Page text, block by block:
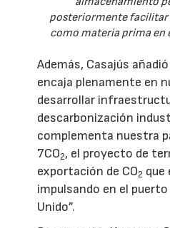
posteriormente facilitar
como materia prima
Además, Casajús
encaja plenamente en
desarrollar
descarbonización
complementa nuestra
7CO2, el proyecto de
exportación de CO2 que
impulsando en el
Unido”.